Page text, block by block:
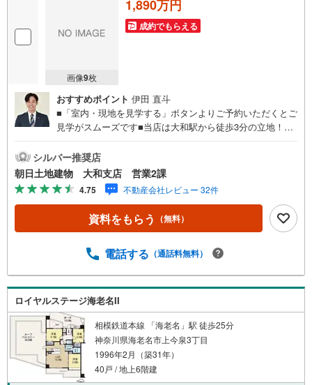
画像9枚
1,890万円
成約でもらえる
おすすめポイント 伊田 直斗
■「室内・現地を見学する」ボタンよりご予約いただくとご
見学がスムーズです■当店は大和駅から徒歩3分の立地！青
ったキッズコーナーやおむつ替えができる授乳室も完備お
子様連れでも安心です。提携駐車場もございます■ご来場の
際は、事前にご予約をお願いします■「室内・現地を見学す
る」ボタンよりご予約頂くとスムーズ！■現地ご案内■お客
様の貴重なお時間の中でご希望の情報をご案内します。お
およその所要時間や内容は下記をご参考ください〇ご希望
現地/物件見学（30分～）〇周辺環境のご紹介（30分～）■
設計致します。私達は様々なご要望にお応え致します！
【コロナウイルス予防対策実施中】〇ご入店時の検温とア
ルコール除菌を設置しております〇接客ブースでは、お席
の間隔を通常より広くお取りします〇全営業車に乗降車時
の消毒、除菌シート等を常備しております〇物件見学用に
使い捨てスリッパ・使い捨て手袋をご用意します。
シルバー推奨店
朝日土地建物 大和支店 営業2課
4.75 不動産会社レビュー 32件
資料をもらう （無料）
電話する （通話料無料）
ロイヤルステージ海老名II
相模鉄道本線 「海老名」駅 徒歩25分
神奈川県海老名市上今泉3丁目
1996年2月（築31年）
40戸 / 地上6階建